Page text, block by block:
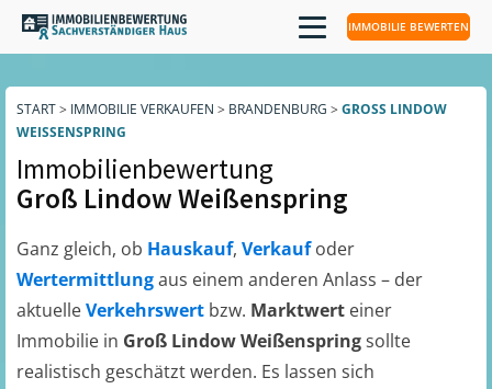
IMMOBILIE BEWERTEN
START> IMMOBILIE VERKAUFEN > BRANDENBURG > GROSS LINDOW W
EISSENSPRING
Immobilienbewertung
Groß Lindow Weißenspring
Ganz gleich, ob Hauskauf, Verkaufoder
Wertermittlungaus einem anderen Anlass – der
aktuelleVerkehrswert bzw. Marktwert einer
Immobilie in Groß Lindow Weißenspringsollte
realistisch geschätzt werden. Es lassen sich